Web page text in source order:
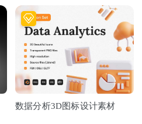
数据分析3D图标设计素材